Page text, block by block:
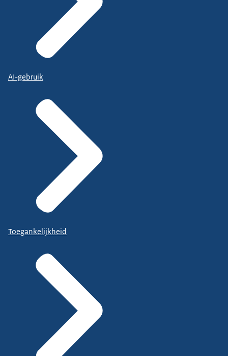
AI-gebruik
Toegankelijkheid